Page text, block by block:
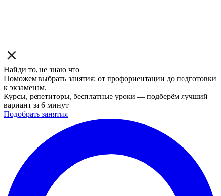
Найди то, не знаю что
Поможем выбрать занятия: от профориентации до подготовки
к экзаменам.
Курсы, репетиторы, бесплатные уроки — подберём лучший
вариант за 6 минут
Подобрать занятия